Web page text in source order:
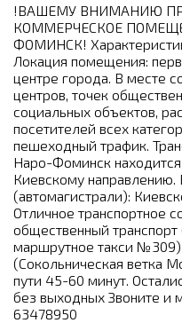
!ВАШЕМУ ВНИМАНИЮ
КОММЕРЧЕСКОЕ
ФОМИНСК!
Локация помещения:
центре города. В месте
центров, точек
социальных объектов,
посетителей всех
пешеходный трафик.
Наро-Фоминск
Киевскому
(автомагистрали):
Отличное транспортное
общественный
маршрутное такси
(Сокольническая ветка
пути 45-60 минут.
без выходных Звоните и
63478950